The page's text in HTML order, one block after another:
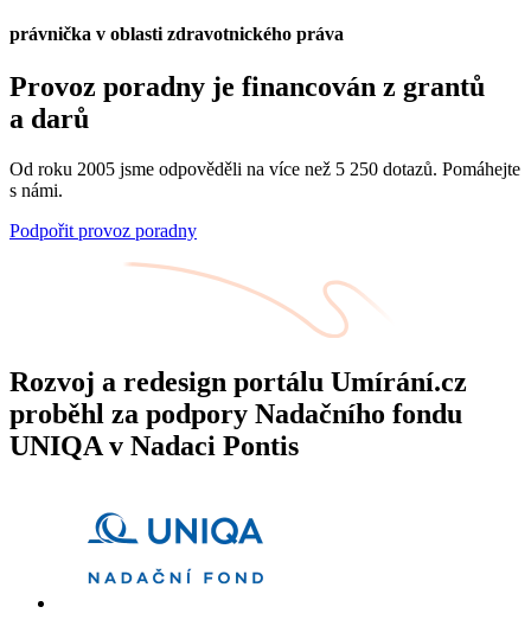
právnička v oblasti zdravotnického práva
Provoz poradny je financován z grantů
a darů
Od roku 2005 jsme odpověděli na více než 5 250 dotazů. Pomáhejte
s námi.
Podpořit provoz poradny
Rozvoj a redesign portálu Umírání.cz
proběhl za podpory Nadačního fondu
UNIQA v Nadaci Pontis